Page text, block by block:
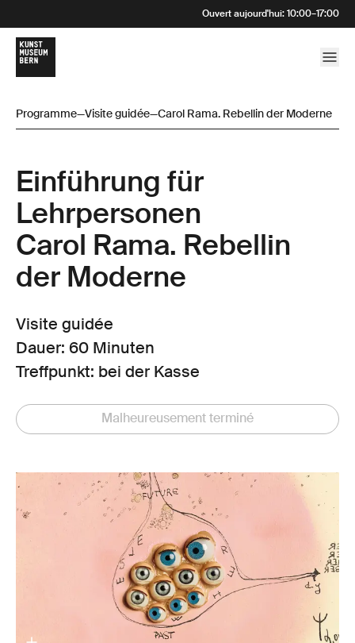
Ouvert aujourd'hui: 10:00–17:00
Programme—Visite guidée—Carol Rama. Rebellin der Moderne
Einführung für
Lehrpersonen
Carol Rama. Rebellin
der Moderne
Visite guidée
Dauer: 60 Minuten
Treffpunkt: bei der Kasse
Malheureusement terminé